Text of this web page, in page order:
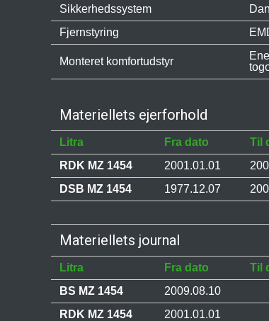
Sikkerhedssystem
Fjernstyring
Monteret komfortudstyr
Materiellets ejerforhold
Litra Fra dato Til
RDK MZ 1454
2001.01.01
DSB MZ 1454
1977.12.07
Materiellets journal
Litra Fra dato Til
BS MZ 1454
2009.08.10
RDK MZ 1454
2001.01.01